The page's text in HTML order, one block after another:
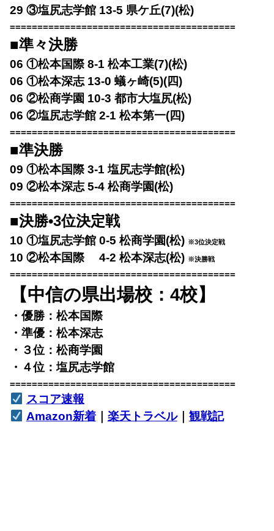
29 ③塩尻志学館 13-5 県ケ丘(7)(松)
=========================================
■準々決勝
06 ①松本国際 8-1 松本工業(7)(松)
06 ①松本深志 13-0 蟻ヶ崎(5)(四)
06 ②松商学園 10-3 都市大塩尻(松)
06 ②塩尻志学館 2-1 松本第一(四)
=========================================
■準決勝
09 ①松本国際 3-1 塩尻志学館(松)
09 ②松本深志 5-4 松商学園(松)
=========================================
■決勝•3位決定戦
10 ①塩尻志学館 0-5 松商学園(松) ※3位決定戦
10 ②松本国際 4-2 松本深志(松) ※決勝戦
=========================================
【中信の県出場校：4校】
・優勝：松本国際
・準優：松本深志
・３位：松商学園
・４位：塩尻志学館
=========================================
スコア速報
Amazon新着｜ 楽天トラベル｜ 観戦記